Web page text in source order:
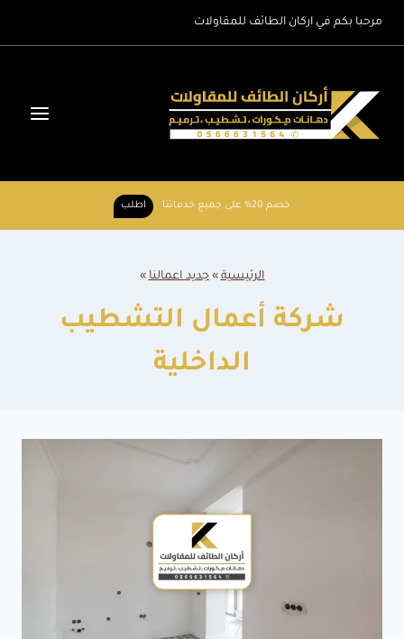
مرحبا بكم في اركان الطائف للمقاولات
خصم 20% على جميع خدماتنا اطلب
الرئيسية »جديد اعمالنا »
شركة أعمال التشطيب
الداخلية